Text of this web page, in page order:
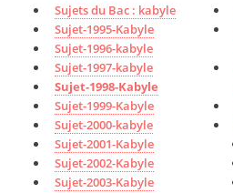
Sujets du Bac : kabyle
Sujet-1995-Kabyle
Sujet-1996-kabyle
Sujet-1997-kabyle
Sujet-1998-Kabyle
Sujet-1999-Kabyle
Sujet-2000-kabyle
Sujet-2001-Kabyle
Sujet-2002-Kabyle
Sujet-2003-Kabyle